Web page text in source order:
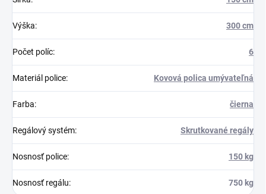
Výška: 300 cm
Počet políc: 6
Materiál police: Kovová polica umývateľná
Farba: čierna
Regálový systém: Skrutkované regály
Nosnosť police: 150 kg
Nosnosť regálu: 750 kg